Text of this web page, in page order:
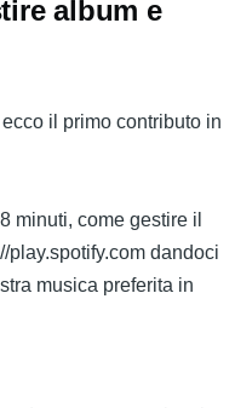
album e
il primo contributo in
minuti, come gestire il
play.spotify.com dandoci
musica preferita in